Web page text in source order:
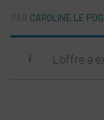
CAROLINE LE
L’offre a